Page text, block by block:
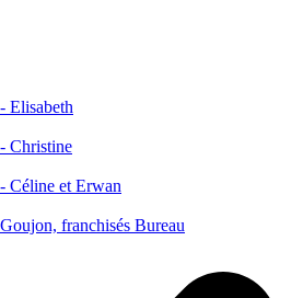
Elisabeth
Christine
Céline et Erwan
franchisés Bureau